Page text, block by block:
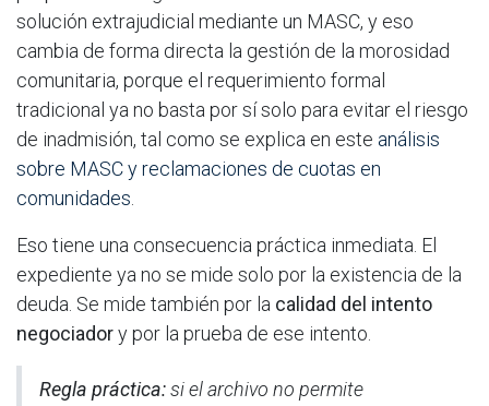
solución extrajudicial mediante un MASC, y eso
cambia de forma directa la gestión de la morosidad
comunitaria, porque el requerimiento formal
tradicional ya no basta por sí solo para evitar el riesgo
de inadmisión, tal como se explica en este análisis
sobre MASC y reclamaciones de cuotas en
comunidades.
Eso tiene una consecuencia práctica inmediata. El
expediente ya no se mide solo por la existencia de la
deuda. Se mide también por la calidad del intento
negociadory por la prueba de ese intento.
Regla práctica:si el archivo no permite